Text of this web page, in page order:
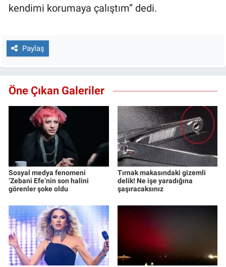
kendimi korumaya çalıştım” dedi.
Paylaş
Öne Çıkan Galeriler
Sosyal medya fenomeni
‘Zebani Efe’nin son halini
görenler şoke oldu
Tırnak makasındaki gizemli
delik! Ne işe yaradığına
şaşıracaksınız